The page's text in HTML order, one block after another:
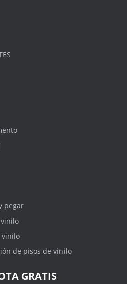
pegar
vinilo
de pisos de vinilo
GRATIS